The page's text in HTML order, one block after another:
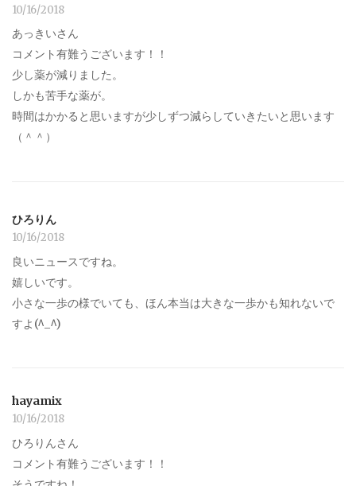
10/16/2018
あっきいさん
コメント有難うございます！！
少し薬が減りました。
しかも苦手な薬が。
時間はかかると思いますが少しずつ減らしていきたいと思います
（＾＾）
ひろりん
10/16/2018
良いニュースですね。
嬉しいです。
小さな一歩の様でいても、ほん本当は大きな一歩かも知れないで
すよ(^_^)
hayamix
10/16/2018
ひろりんさん
コメント有難うございます！！